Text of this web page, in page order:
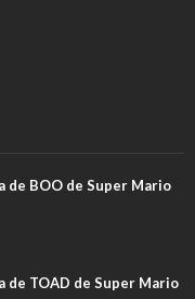
de BOO de Super Mario
de TOAD de Super Mario